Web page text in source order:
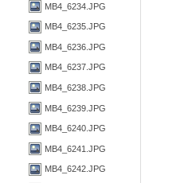
MB4_6234.JPG
MB4_6235.JPG
MB4_6236.JPG
MB4_6237.JPG
MB4_6238.JPG
MB4_6239.JPG
MB4_6240.JPG
MB4_6241.JPG
MB4_6242.JPG